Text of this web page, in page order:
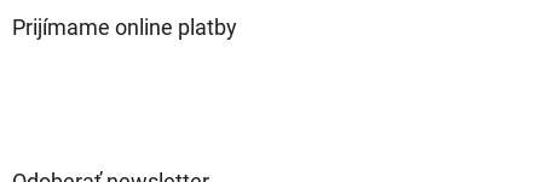
Prijímame online platby